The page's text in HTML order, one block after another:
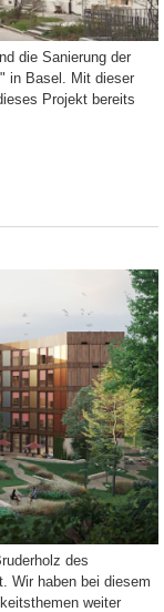
die Sanierung der
in Basel. Mit dieser
Projekt bereits
des
Wir haben bei diesem
weiter